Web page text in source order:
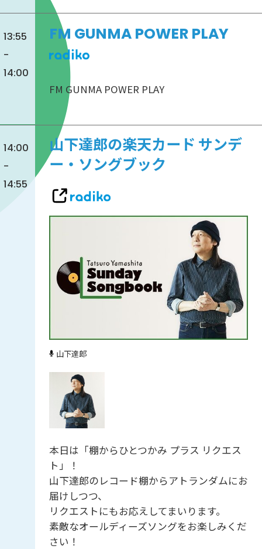
13:55
-
14:00
FM GUNMA POWER PLAY
FM GUNMA POWER PLAY
14:00
-
14:55
山下達郎の楽天カード サンデ
ー・ソングブック
山下達郎
本日は「棚からひとつかみ プラス リクエス
ト」！
山下達郎のレコード棚からアトランダムにお
届けしつつ、
リクエストにもお応えしてまいります。
素敵なオールディーズソングをお楽しみくだ
さい！